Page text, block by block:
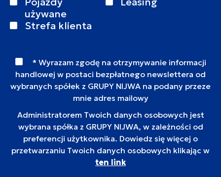
używane
Strefa klienta
* Wyrazam zgodę na otrzymywanie informacji
handlowej w postaci bezpłatnego newslettera od
wybranych spółek z GRUPY NIJWA na podany przeze
mnie adres mailowy
Administratorem Twoich danych osobowych jest
wybrana spółka z GRUPY NIJWA, w zależności od
preferencji użytkownika. Dowiedz się więcej o
przetwarzaniu Twoich danych osobowych klikając w
ten link